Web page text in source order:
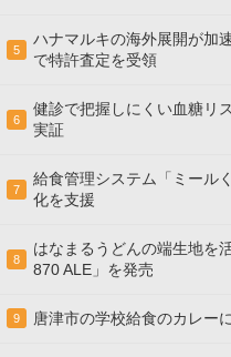
5
ハナマルキの海外展開が加
で特許査定を受領
6
健診で把握しにくい血糖リ
実証
7
給食管理システム「ミール
化を支援
8
はなまるうどんの端生地を
870 ALE」を発売
9 唐津市の学校給食のカレー